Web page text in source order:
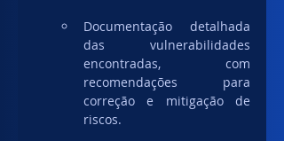
Documentação detalhada
das vulnerabilidades
encontradas, com
recomendações para
correção e mitigação de
riscos.